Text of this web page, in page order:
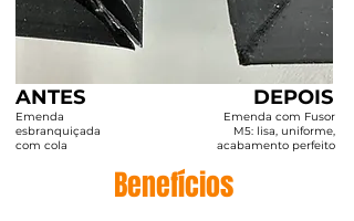
ANTES
Emenda
esbranquiçada
com cola
DEPOIS
Emenda com Fusor
M5: lisa, uniforme,
acabamento perfeito
Benefícios